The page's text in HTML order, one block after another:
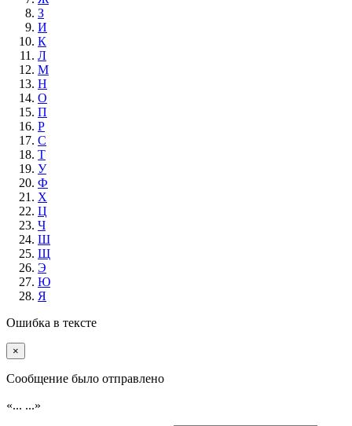
З
И
К
Л
М
Н
О
П
Р
С
Т
У
Ф
Х
Ц
Ч
Ш
Щ
Э
Ю
Я
Ошибка в тексте
×
Cообщение было отправлено
«... ...»